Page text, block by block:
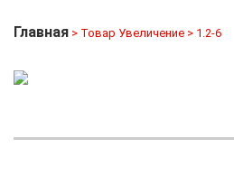
Главная > Товар Увеличение > 1.2-6